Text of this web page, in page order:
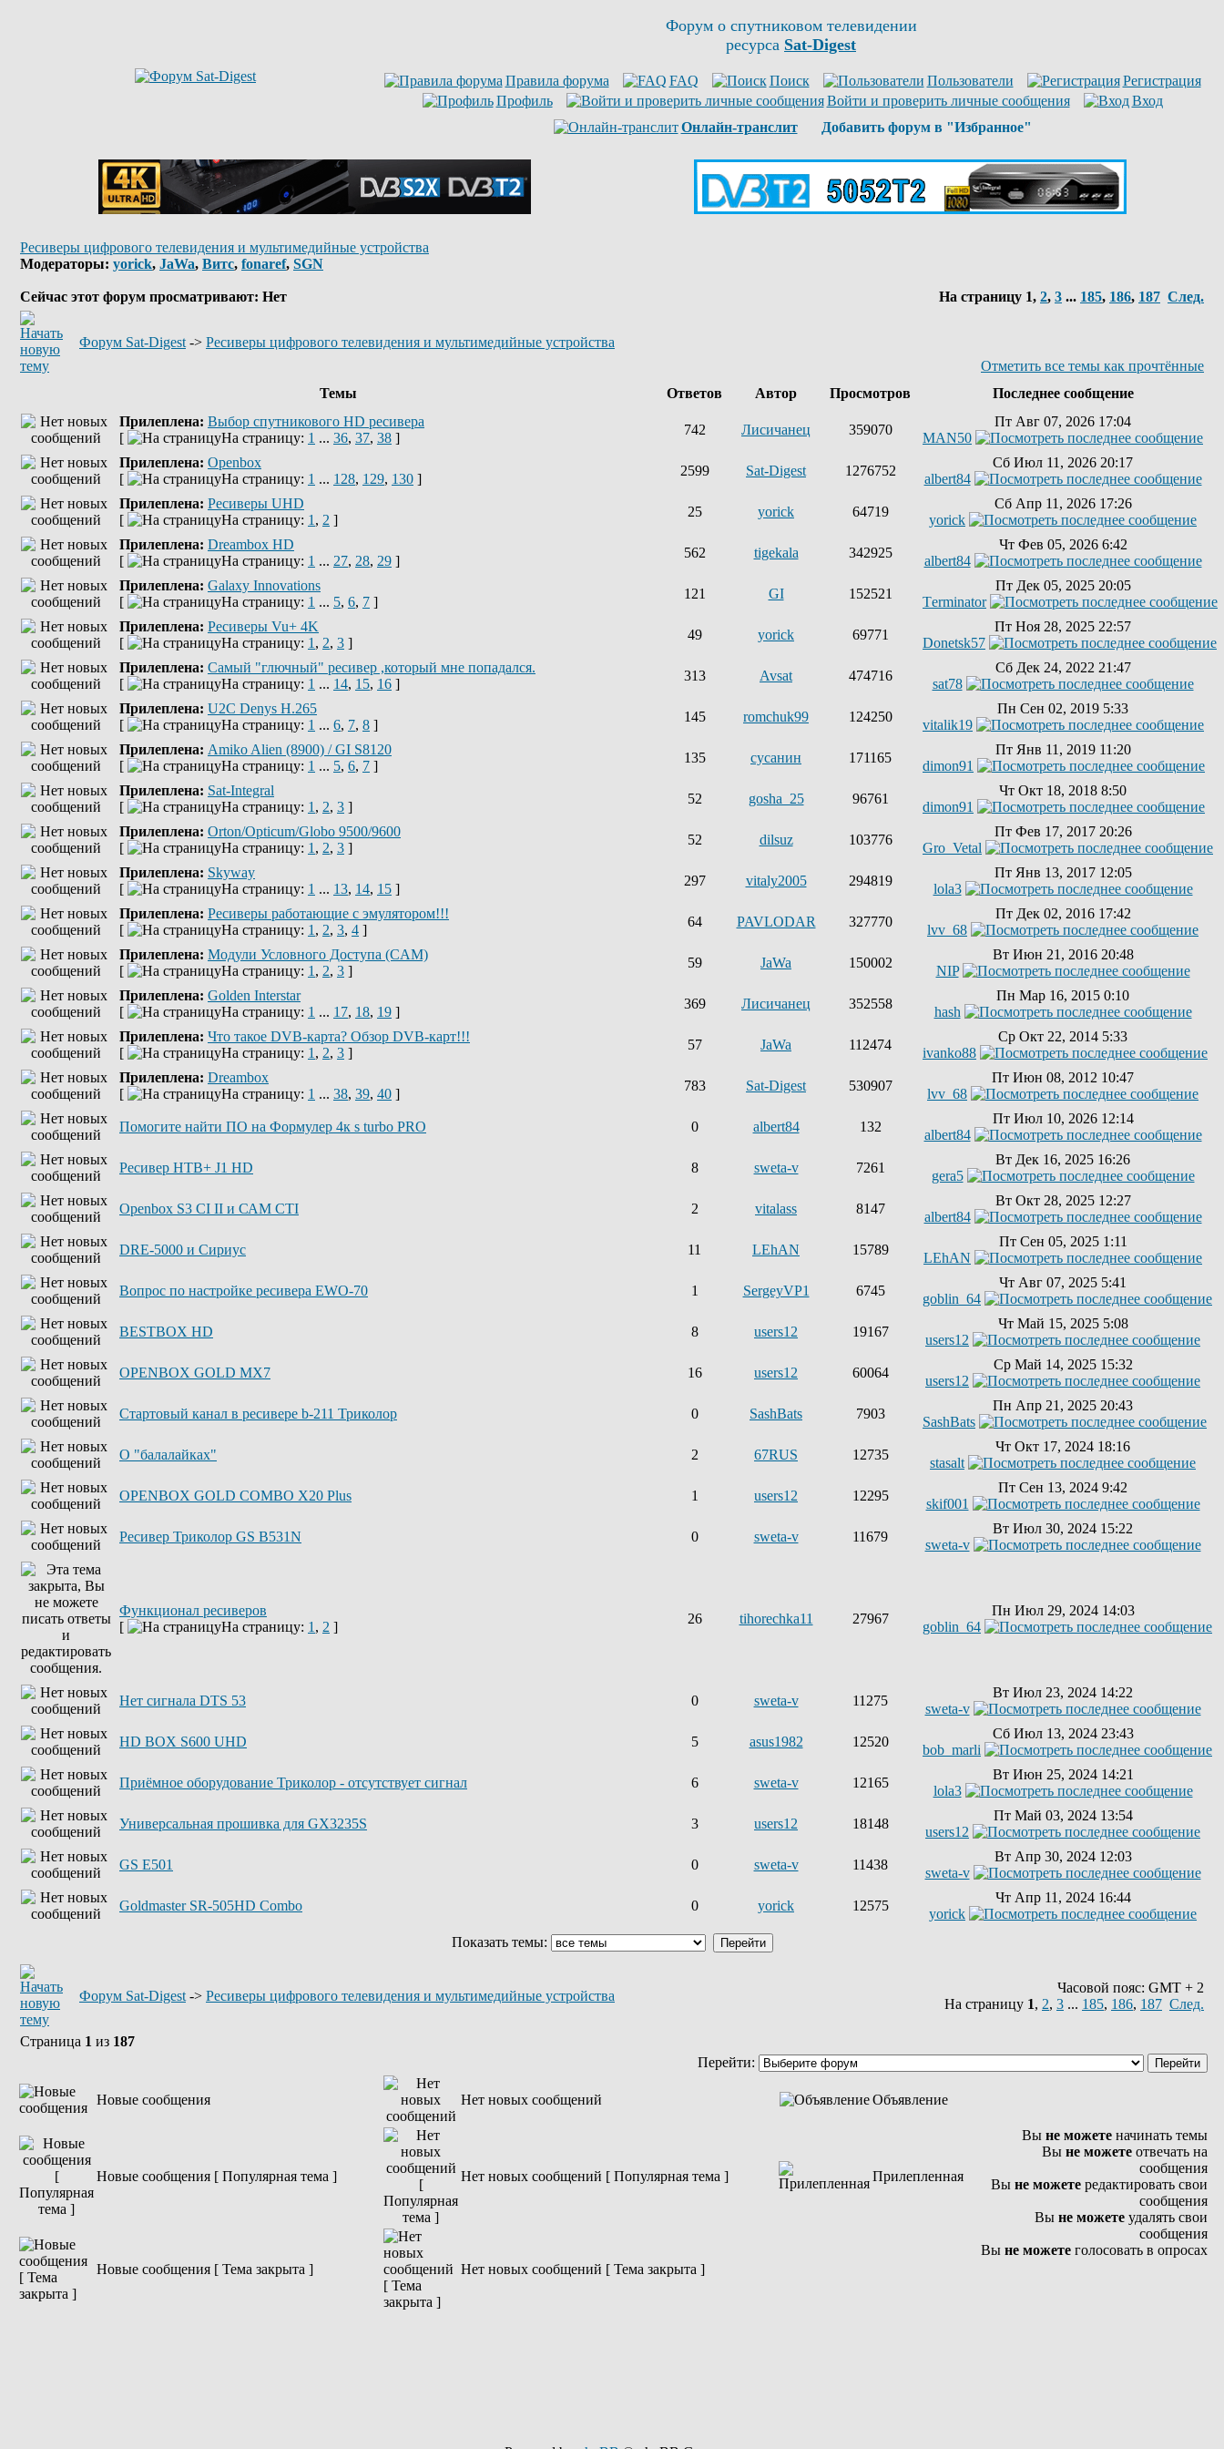
Форум о спутниковом телевидении
ресурса Sat-Digest
Правила форума FAQ Поиск Пользователи
Регистрация
Профиль
Войти и проверить личные сообщения
Вход
Онлайн-транслит
Добавить форум в "Избранное"
Ресиверы цифрового телевидения и мультимедийные устройства
Модераторы: yorick, JaWa, Витс, fonaref, SGN
Сейчас этот форум просматривают: Нет На страницу 1, 2, 3 ... 185, 186, 187 След.
Форум Sat-Digest -> Ресиверы цифрового телевидения и мультимедийные устройства
Отметить все темы как прочтённые
Темы
Ответов Автор Просмотров
Последнее сообщение
Прилеплена: Выбор спутникового HD ресивера
[
На страницу: 1 ... 36, 37, 38 ]
742 Лисичанец 359070
Пт Авг 07, 2026 17:04
MAN50
Прилеплена: Openbox
[
На страницу: 1 ... 128, 129, 130 ]
2599 Sat-Digest 1276752
Сб Июл 11, 2026 20:17
albert84
Прилеплена: Ресиверы UHD
[
На страницу: 1 , 2 ]
25 yorick 64719
Сб Апр 11, 2026 17:26
yorick
Прилеплена: Dreambox HD
[
На страницу: 1 ... 27, 28, 29 ]
562 tigekala 342925
Чт Фев 05, 2026 6:42
albert84
Прилеплена: Galaxy Innovations
[
На страницу: 1 ... 5, 6, 7 ]
121 GI 152521
Пт Дек 05, 2025 20:05
Tеrminatоr
Прилеплена: Ресиверы Vu+ 4K
[
На страницу: 1 , 2, 3 ]
49 yorick 69771
Пт Ноя 28, 2025 22:57
Donetsk57
Прилеплена: Самый "глючный" ресивер ,который мне попадался.
[
На страницу: 1 ... 14, 15, 16 ]
313 Avsat 474716
Сб Дек 24, 2022 21:47
sat78
Прилеплена: U2C Denys H.265
[
На страницу: 1 ... 6, 7, 8 ]
145 romchuk99 124250
Пн Сен 02, 2019 5:33
vitalik19
Прилеплена: Amiko Alien (8900) / GI S8120
[
На страницу: 1 ... 5, 6, 7 ]
135 сусанин 171165
Пт Янв 11, 2019 11:20
dimon91
Прилеплена: Sat-Integral
[
На страницу: 1 , 2, 3 ]
52 gosha_25 96761
Чт Окт 18, 2018 8:50
dimon91
Прилеплена: Orton/Opticum/Globo 9500/9600
[
На страницу: 1 , 2, 3 ]
52 dilsuz 103776
Пт Фев 17, 2017 20:26
Gro_Vetal
Прилеплена: Skyway
[
На страницу: 1 ... 13, 14, 15 ]
297 vitaly2005 294819
Пт Янв 13, 2017 12:05
lola3
Прилеплена: Ресиверы работающие с эмулятором!!!
[
На страницу: 1 , 2, 3, 4 ]
64 PAVLODAR 327770
Пт Дек 02, 2016 17:42
lvv_68
Прилеплена: Модули Условного Доступа (CAM)
[
На страницу: 1 , 2, 3 ]
59 JaWa 150002
Вт Июн 21, 2016 20:48
NIP
Прилеплена: Golden Interstar
[
На страницу: 1 ... 17, 18, 19 ]
369 Лисичанец 352558
Пн Мар 16, 2015 0:10
hash
Прилеплена: Что такое DVB-карта? Обзор DVB-карт!!!
[
На страницу: 1 , 2, 3 ]
57 JaWa 112474
Ср Окт 22, 2014 5:33
ivanko88
Прилеплена: Dreambox
[
На страницу: 1 ... 38, 39, 40 ]
783 Sat-Digest 530907
Пт Июн 08, 2012 10:47
lvv_68
Помогите найти ПО на Формулер 4к s turbo PRO 0 albert84 132
Пт Июл 10, 2026 12:14
albert84
Ресивер НТВ+ J1 HD 8 sweta-v 7261
Вт Дек 16, 2025 16:26
gera5
Openbox S3 CI II и САМ СТІ 2 vitalass 8147
Вт Окт 28, 2025 12:27
albert84
DRE-5000 и Сириус 11 LEhAN 15789
Пт Сен 05, 2025 1:11
LEhAN
Вопрос по настройке ресивера EWO-70 1 SergeyVP1 6745
Чт Авг 07, 2025 5:41
goblin_64
BESTBOX HD 8 users12 19167
Чт Май 15, 2025 5:08
users12
OPENBOX GOLD MX7 16 users12 60064
Ср Май 14, 2025 15:32
users12
Стартовый канал в ресивере b-211 Триколор 0 SashBats 7903
Пн Апр 21, 2025 20:43
SashBats
О "балалайках" 2 67RUS 12735
Чт Окт 17, 2024 18:16
stasalt
OPENBOX GOLD COMBO X20 Plus 1 users12 12295
Пт Сен 13, 2024 9:42
skif001
Ресивер Триколор GS B531N 0 sweta-v 11679
Вт Июл 30, 2024 15:22
sweta-v
Функционал ресиверов
[
На страницу: 1 , 2 ]
26 tihorechka11 27967
Пн Июл 29, 2024 14:03
goblin_64
Нет сигнала DTS 53 0 sweta-v 11275
Вт Июл 23, 2024 14:22
sweta-v
HD BOX S600 UHD 5 asus1982 12520
Сб Июл 13, 2024 23:43
bob_marli
Приёмное оборудование Триколор - отсутствует сигнал 6 sweta-v 12165
Вт Июн 25, 2024 14:21
lola3
Универсальная прошивка для GX3235S 3 users12 18148
Пт Май 03, 2024 13:54
users12
GS E501 0 sweta-v 11438
Вт Апр 30, 2024 12:03
sweta-v
Goldmaster SR-505HD Combo 0 yorick 12575
Чт Апр 11, 2024 16:44
yorick
Показать темы:
Форум Sat-Digest -> Ресиверы цифрового телевидения и мультимедийные устройства
Часовой пояс: GMT + 2
На страницу 1, 2, 3 ... 185, 186, 187 След.
Страница 1 из 187
Перейти:
Новые сообщения Нет новых сообщений Объявление
Новые сообщения [ Популярная тема ] Нет новых сообщений [ Популярная тема ] Прилепленная
Новые сообщения [ Тема закрыта ] Нет новых сообщений [ Тема закрыта ]
Вы не можете начинать темы
Вы не можете отвечать на
сообщения
Вы не можете редактировать свои
сообщения
Вы не можете удалять свои
сообщения
Вы не можете голосовать в опросах